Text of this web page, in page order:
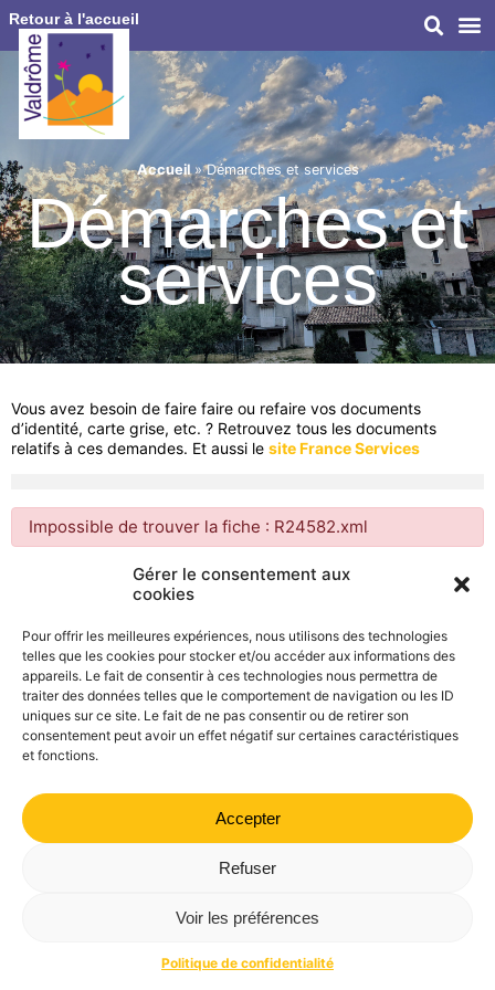
Gérer le consentement aux
cookies
Pour offrir les meilleures expériences, nous utilisons des technologies
telles que les cookies pour stocker et/ou accéder aux informations des
appareils. Le fait de consentir à ces technologies nous permettra de
traiter des données telles que le comportement de navigation ou les ID
uniques sur ce site. Le fait de ne pas consentir ou de retirer son
consentement peut avoir un effet négatif sur certaines caractéristiques
et fonctions.
Accepter
Refuser
Voir les préférences
Politique de confidentialité
Retour à l'accueil
Accueil»Démarches et services
Démarches et
services
Vous avez besoin de faire faire ou refaire vos documents
d’identité, carte grise, etc. ? Retrouvez tous les documents
relatifs à ces demandes. Et aussi le site France Services
Impossible de trouver la fiche : R24582.xml
Mairie de Valdrôme | 14 rue Haute, 26310 Valdrôme | 04 75
Politique de confidentialité
Mentions légales Plan du site